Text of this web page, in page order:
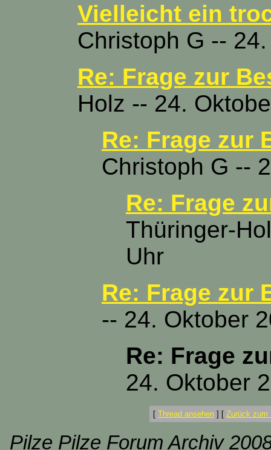
Vielleicht ein
Christoph G --
Re: Frage zur
Holz -- 24.
Re: Frage zur
Christoph G --
Re: Frage
Thüringer-
Uhr
Re: Frage zur
-- 24. Oktober
Re: Frage
24. Oktober
[ Thread ansehen ] [ Zurück zum
Pilze Pilze Forum Archiv